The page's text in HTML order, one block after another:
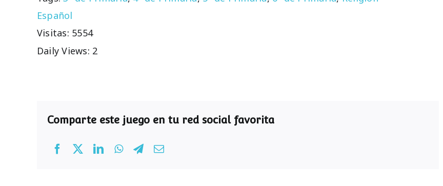
Español
Visitas: 5554
Daily Views: 2
Comparte este juego en tu red social favorita